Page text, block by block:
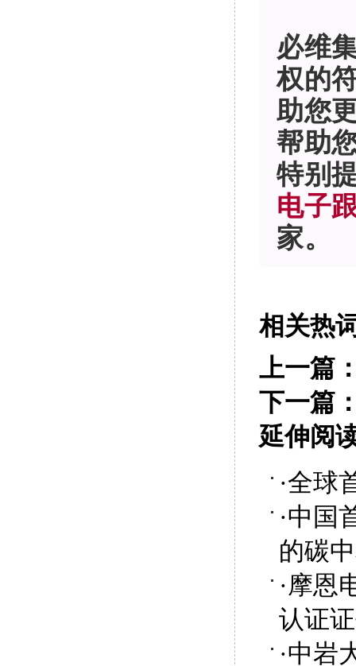
必维
权的
助您
帮助
特别
电子
家。
相关热
上一篇
下一篇
延伸阅
·全球
·中国
的碳
·摩恩
认证
·中岩